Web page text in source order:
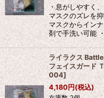
・息がしやすく
マスクのズレを
マスクからイン
剤で手洗い可能
ライラクス
フェイスガード
004]
4,180円(税込)